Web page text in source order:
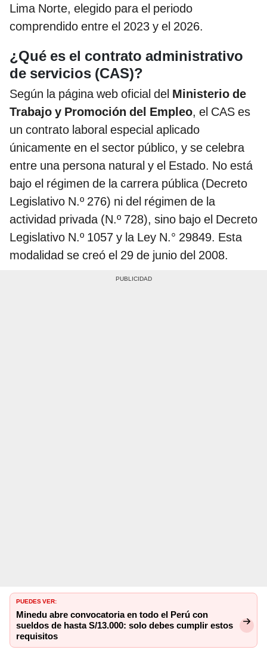
Lima Norte, elegido para el periodo
comprendido entre el 2023 y el 2026.
¿Qué es el contrato administrativo
de servicios (CAS)?
Según la página web oficial del Ministerio de
Trabajo y Promoción del Empleo, el CAS es
un contrato laboral especial aplicado
únicamente en el sector público, y se celebra
entre una persona natural y el Estado. No está
bajo el régimen de la carrera pública (Decreto
Legislativo N.º 276) ni del régimen de la
actividad privada (N.º 728), sino bajo el Decreto
Legislativo N.º 1057 y la Ley N.° 29849. Esta
modalidad se creó el 29 de junio del 2008.
PUEDES VER:
Minedu abre convocatoria en todo el Perú con
sueldos de hasta S/13.000: solo debes cumplir estos
requisitos